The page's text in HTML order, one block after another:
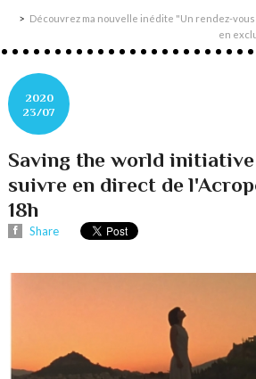
Découvrez ma nouvelle inédite "Un rendez-
en
2020
23/07
Saving the world initiative
suivre en direct de
18h
Share